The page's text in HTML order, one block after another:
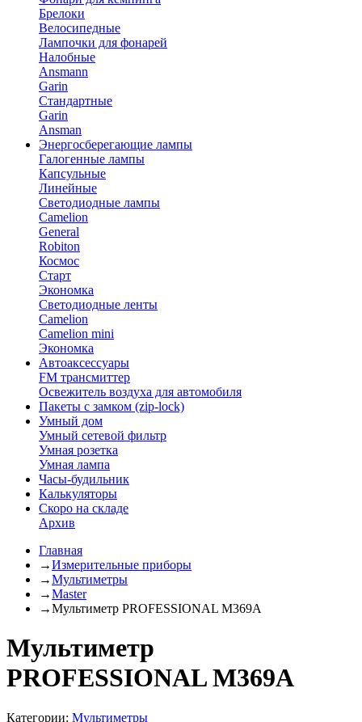
Брелоки
Велосипедные
Лампочки для фонарей
Налобные
Ansmann
Garin
Стандартные
Garin
Ansman
Энергосберегающие лампы
Галогенные лампы
Капсульные
Линейные
Светодиодные лампы
Camelion
General
Robiton
Космос
Старт
Экономка
Светодиодные ленты
Camelion
Camelion mini
Экономка
Автоаксессуары
FM трансмиттер
Освежитель воздуха для автомобиля
Пакеты с замком (zip-lock)
Умный дом
Умный сетевой фильтр
Умная розетка
Умная лампа
Часы-будильник
Калькуляторы
Скоро на складе
Архив
Главная
→Измерительные приборы
→Мультиметры
→Master
→Мультиметр PROFESSIONAL M369A
Мультиметр
PROFESSIONAL M369A
Категории: Мультиметры